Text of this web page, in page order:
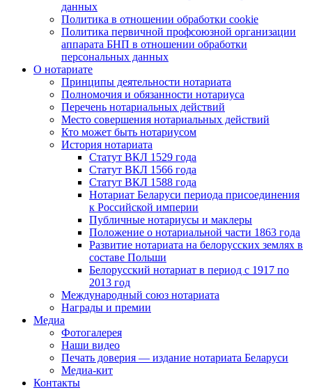
данных
Политика в отношении обработки cookie
Политика первичной профсоюзной организации
аппарата БНП в отношении обработки
персональных данных
О нотариате
Принципы деятельности нотариата
Полномочия и обязанности нотариуса
Перечень нотариальных действий
Место совершения нотариальных действий
Кто может быть нотариусом
История нотариата
Статут ВКЛ 1529 года
Статут ВКЛ 1566 года
Статут ВКЛ 1588 года
Нотариат Беларуси периода присоединения
к Российской империи
Публичные нотариусы и маклеры
Положение о нотариальной части 1863 года
Развитие нотариата на белорусских землях в
составе Польши
Белорусский нотариат в период с 1917 по
2013 год
Международный союз нотариата
Награды и премии
Медиа
Фотогалерея
Наши видео
Печать доверия — издание нотариата Беларуси
Медиа-кит
Контакты